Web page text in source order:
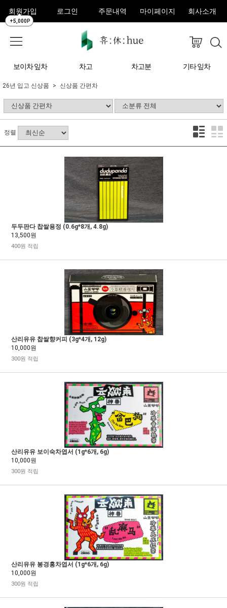
회원가입
+5,000P
로그인 주문내역 마이페이지 회사소개
보이차 잎차 차고 차고분 기타 잎차
26년 입고 신상품 신상품 간편차
정렬
두두판다 찹쌀용정 (0.6g*8개, 4.8g)
13,500원
400원 적립
산리유유 찹쌀향커피 (3g*4개, 12g)
10,000원
300원 적립
산리유유 보이숙차엽서 (1g*6개, 6g)
10,000원
300원 적립
산리유유 봉경홍차엽서 (1g*6개, 6g)
10,000원
300원 적립